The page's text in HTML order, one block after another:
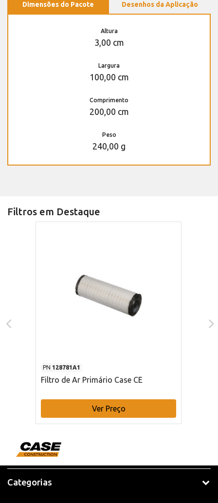
Dimensões do Pacote Desenhos da Aplicação
Altura
3,00 cm
Largura
100,00 cm
Comprimento
200,00 cm
Peso
240,00 g
Filtros em Destaque
PN 128781A1
Filtro de Ar Primário Case CE
Ver Preço
Categorias